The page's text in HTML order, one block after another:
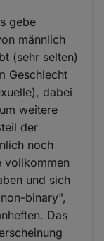
gebe
männlich
(sehr selten)
Geschlecht
dabei
weitere
der
noch
vollkommen
und sich
binary",
Das